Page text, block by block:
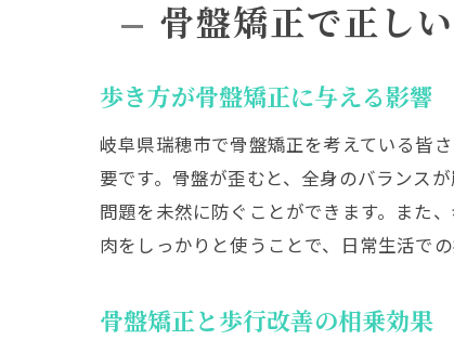
骨盤矯正で正し
歩き方が骨盤矯正に与える影響
岐阜県瑞穂市で骨盤矯正を考えている皆
要です。骨盤が歪むと、全身のバランス
問題を未然に防ぐことができます。また
肉をしっかりと使うことで、日常生活で
骨盤矯正と歩行改善の相乗効果